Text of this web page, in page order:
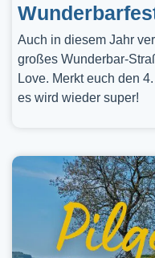
Auch in diesem Jahr
großes Wunderbar-
Love. Merkt euch den
es wird wieder super!